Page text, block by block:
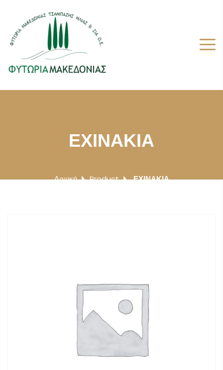
ΕΧΙΝΑΚΙΑ
Αρχική Product ΕΧΙΝΑΚΙΑ